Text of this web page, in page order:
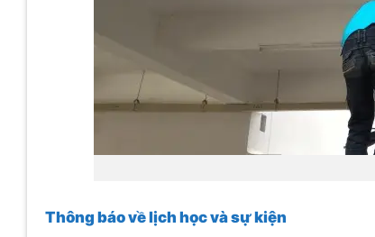
Thông báo về lịch học và sự kiện